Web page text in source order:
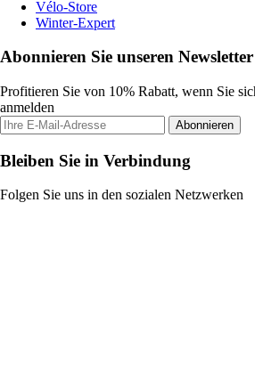
Vélo-Store
Winter-Expert
Abonnieren Sie unseren Newsletter
Profitieren Sie von 10% Rabatt, wenn Sie
anmelden
Abonnieren
Bleiben Sie in Verbindung
Folgen Sie uns in den sozialen Netzwerken